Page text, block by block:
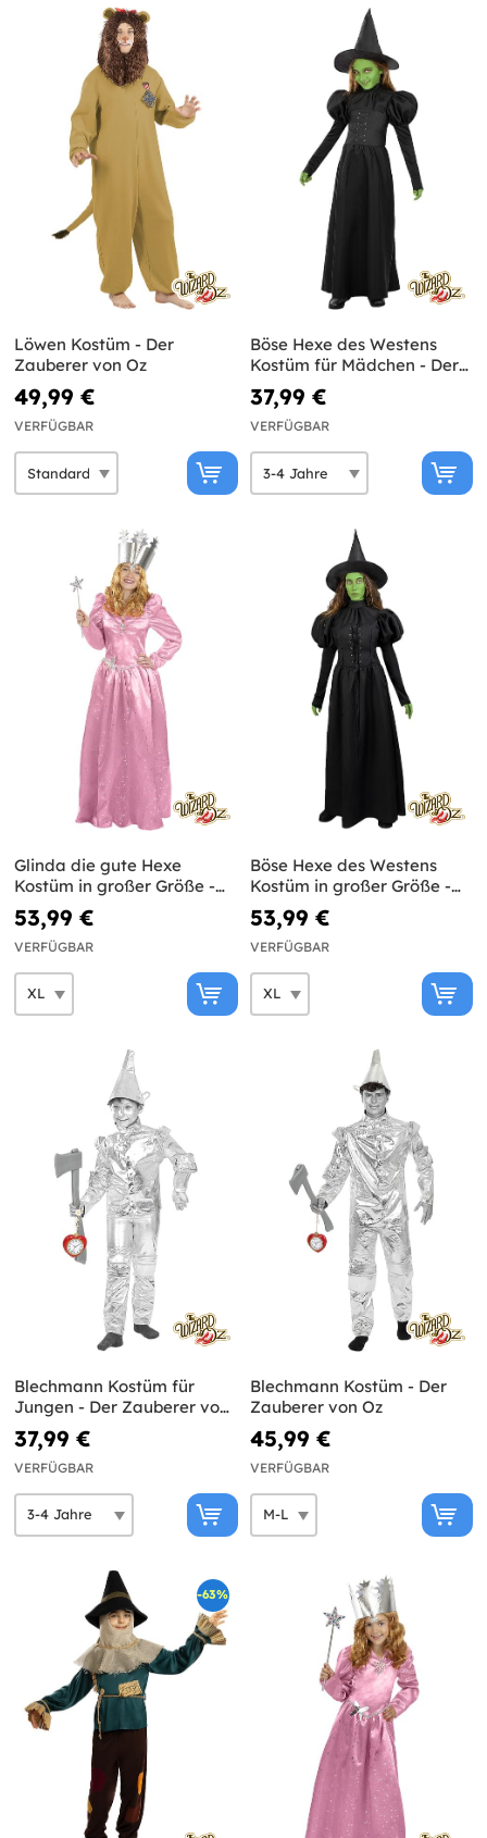
Löwen Kostüm - Der
Zauberer von Oz
49,99 €
VERFÜGBAR
Böse Hexe des Westens
Kostüm für Mädchen - Der
Zauberer von Oz
37,99 €
VERFÜGBAR
Glinda die gute Hexe
Kostüm in großer Größe -
Der Zauberer von Oz
53,99 €
VERFÜGBAR
Böse Hexe des Westens
Kostüm in großer Größe -
Der Zauberer von Oz
53,99 €
VERFÜGBAR
Blechmann Kostüm für
Jungen - Der Zauberer von
Oz
37,99 €
VERFÜGBAR
Blechmann Kostüm - Der
Zauberer von Oz
45,99 €
VERFÜGBAR
-63%